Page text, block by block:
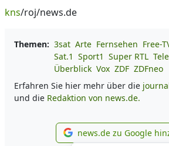
kns/roj/news.de
Themen: 3sat Arte Fernsehen Free-
Sat.1 Sport1 Super RTL
Überblick Vox ZDF ZDFneo
Erfahren Sie hier mehr über die
und die Redaktion von news.de.
news.de zu Google